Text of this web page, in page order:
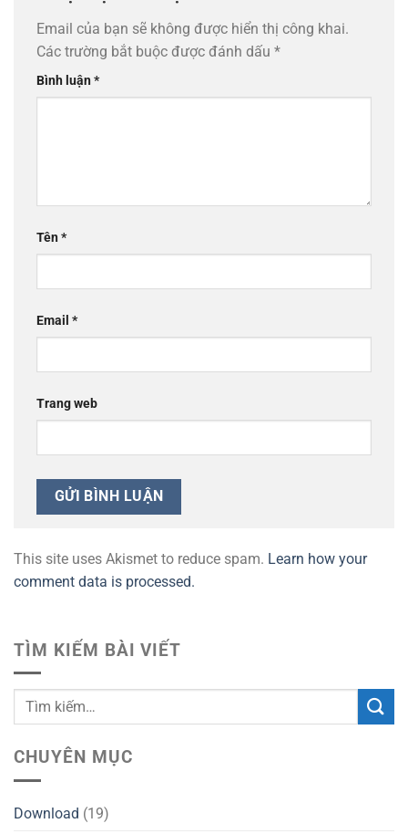
Email của bạn sẽ không được hiển thị công khai.
Các trường bắt buộc được đánh dấu *
Bình luận*
Tên*
Email *
Trang web
This site uses Akismet to reduce spam. Learn how your
comment data is processed.
TÌM KIẾM BÀI VIẾT
CHUYÊN MỤC
Download (19)